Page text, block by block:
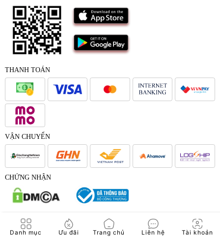
Danh mục Ưu đãi Trang chủ Liên hệ Tài khoản
THANH TOÁN
VẬN CHUYỂN
CHỨNG NHẬN
© 2017 - Bản quyền của Công Ty Cổ Phần Japana Việt Nam -
Japana.vn